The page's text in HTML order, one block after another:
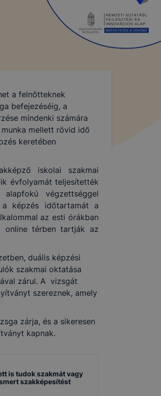
a felnőtteknek
befejezéséig, a
mindenki számára
mellett rövid idő
keretében
iskolai szakmai
évfolyamát teljesítették
végzettséggel
képzés időtartamát a
az esti órákban
online térben tartják az
duális képzési
szakmai oktatása
zárul. A vizsgát
szereznek, amely
zárja, és a sikeresen
kapnak.
is tudok szakmát vagy
szakképesítést